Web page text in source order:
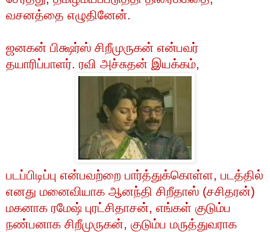
வசனத்தை எழுதினேன்.
ஜனகன் பிக்ஷர்ஸ் சிறீமுருகன் என்பவர்
தயாரிப்பாளர். ரவி அச்சுதன் இயக்கம்,
படப்பிடிப்பு என்பவற்றை பார்த்துக்கொள்ள, படத்தில்
எனது மனைவியாக ஆனந்தி சிறீதாஸ் (சசிதரன்)
மகனாக ரமேஷ் புரட்சிதாசன், எங்கள் குடும்ப
நண்பனாக சிறீமுருகன், குடும்ப மருத்துவராக